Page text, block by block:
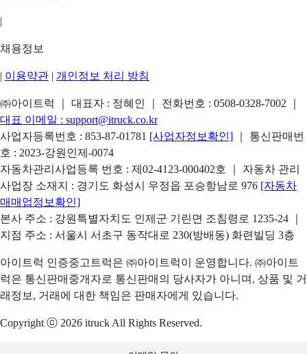
|
채용정보
| 이용약관 | 개인정보 처리 방침
㈜아이트럭 ｜ 대표자 : 정혜인 ｜ 전화번호 : 0508-0328-7002
대표 이메일 : support@itruck.co.kr
사업자등록번호 : 853-87-01781 [사업자정보확인]
｜ 통신판매번
호 : 2023-강원인제-0074
자동차관리사업등록 번호 : 제02-4123-000402호 ｜ 자동차 관리
사업장 소재지 : 경기도 화성시 우정읍 포승항남로 976 [자동차
매매업정보확인]
본사 주소 : 강원특별자치도 인제군 기린면 조침령로 1235-24 ｜
지점 주소 : 서울시 서초구 동작대로 230(방배동) 화련빌딩 3층
아이트럭 인증중고트럭은 ㈜아이트럭이 운영합니다. ㈜아이트
럭은 통신판매중개자로 통신판매의 당사자가 아니며, 상품 및 거
래정보, 거래에 대한 책임은 판매자에게 있습니다.
Copyright ⓒ 2026 itruck All Rights Reserved.